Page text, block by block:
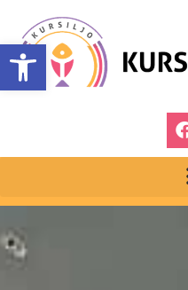
Open toolbar